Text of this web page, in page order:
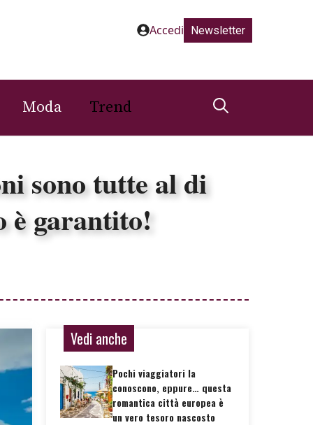
Accedi Newsletter
Moda Trend
sono tutte al di
è garantito!
Vedi anche
Pochi viaggiatori la
conoscono, eppure… questa
romantica città europea è
un vero tesoro nascosto